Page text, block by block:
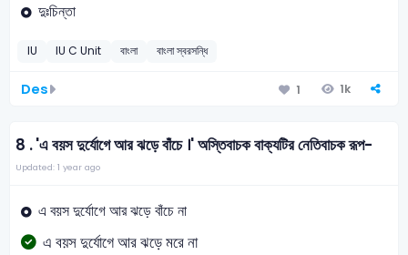
দুঃচিন্তা
IU IU C Unit বাংলা বাংলা স্বরসন্ধি
Des 1 1k
8 .'এ বয়স দুর্যোগে আর ঝড়ে বাঁচে ।' অস্তিবাচক বাক্যটির নেতিবাচক রূপ-
Updated: 1 year ago
এ বয়স দুর্যোগে আর ঝড়ে বাঁচে না
এ বয়স দুর্যোগে আর ঝড়ে মরে না